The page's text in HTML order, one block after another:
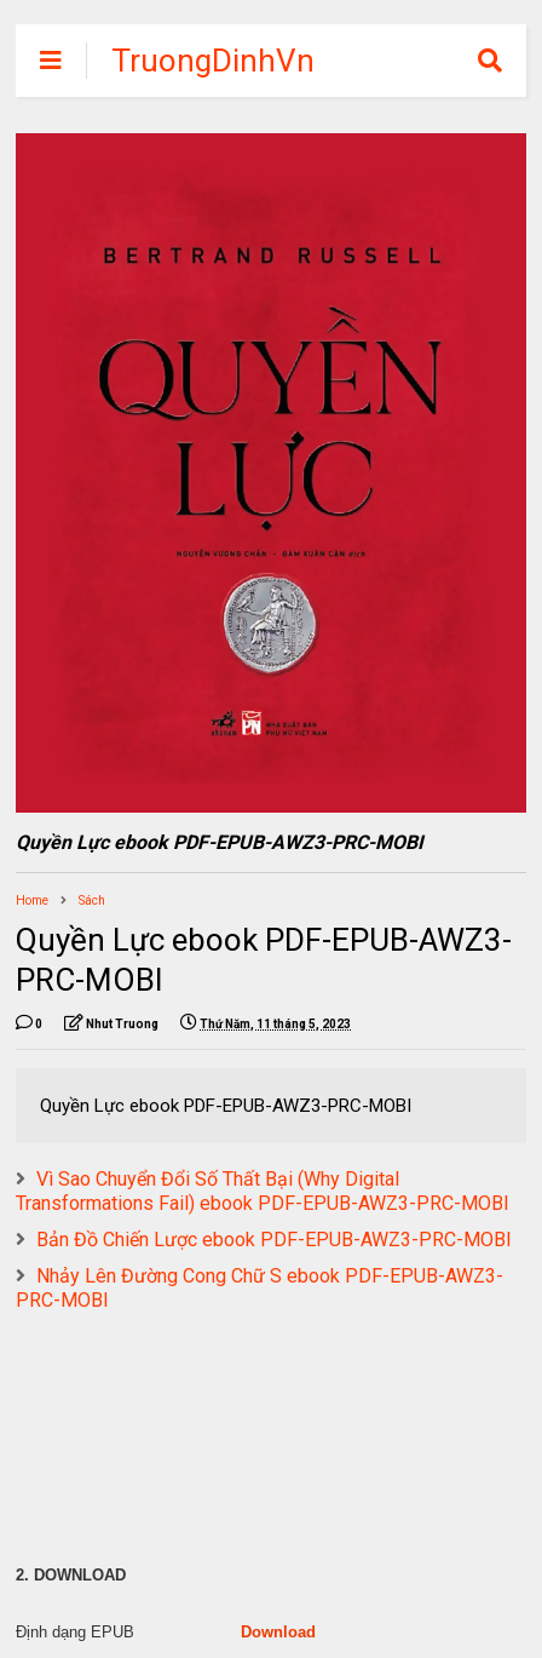
TruongDinhVn
Chia sẽ ebook,
các khóa học,
Quyền Lực ebook PDF-EPUB-AWZ3-PRC-MOBI
Home Sách
Quyền Lực ebook PDF-EPUB-AWZ3-
PRC-MOBI
0 Nhut Truong Thứ Năm, 11 tháng 5, 2023
Quyền Lực ebook PDF-EPUB-AWZ3-PRC-MOBI
Vì Sao Chuyển Đổi Số Thất Bại (Why Digital
Transformations Fail) ebook PDF-EPUB-AWZ3-PRC-MOBI
Bản Đồ Chiến Lược ebook PDF-EPUB-AWZ3-PRC-MOBI
Nhảy Lên Đường Cong Chữ S ebook PDF-EPUB-AWZ3-
PRC-MOBI
2. DOWNLOAD
Định dạng EPUB Download